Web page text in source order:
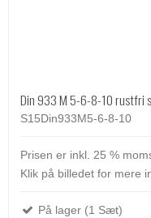
Din 933 M 5-6-8-10 rustfri
S15Din933M5-6-8-10
Prisen er inkl. 25 %
Klik på billedet for mere
På lager (1 Sæt)